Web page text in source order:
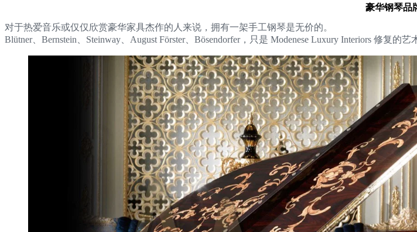
豪华钢琴品
对于热爱音乐或仅仅欣赏豪华家具杰作的人来说，拥有一架手工钢琴是无价的。
Blütner、Bernstein、Steinway、August Förster、Bösendorfer，只是 Modenese Luxury Interiors 修复的